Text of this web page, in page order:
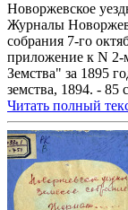
Новоржевское
Журналы
собрания 7-го
приложение к N 2-
Земства" за 1895
земства, 1894. - 85
Читать полный